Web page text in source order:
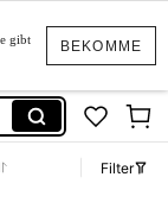
BEKOMME
gibt
Filter